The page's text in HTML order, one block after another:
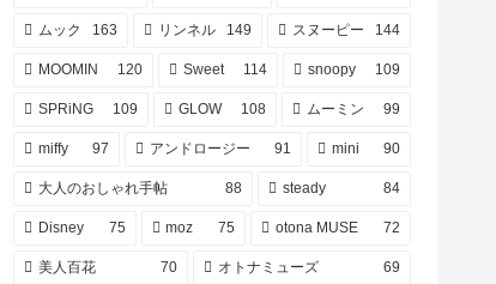
ムック 163 リンネル 149 スヌーピー 144
MOOMIN 120 Sweet 114 snoopy 109
SPRiNG 109 GLOW 108 ムーミン 99
miffy 97 アンドロージー 91 mini 90
大人のおしゃれ手帖 88 steady 84
Disney 75 moz 75 otona MUSE 72
美人百花 70 オトナミューズ 69